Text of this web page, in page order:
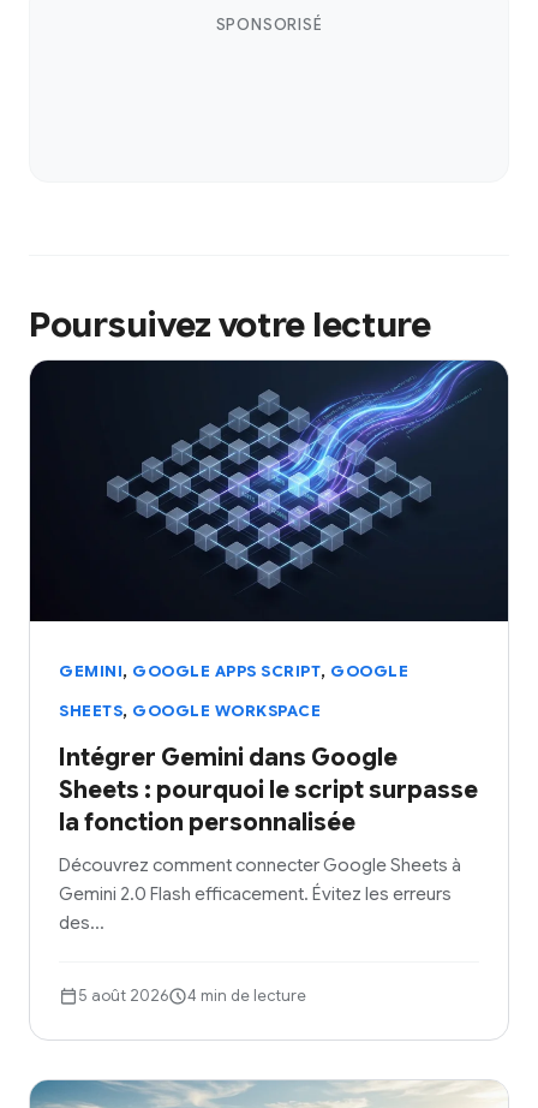
SPONSORISÉ
Poursuivez votre lecture
GEMINI, GOOGLE APPS SCRIPT, GOOGLE
SHEETS, GOOGLE WORKSPACE
Intégrer Gemini dans Google
Sheets : pourquoi le script surpasse
la fonction personnalisée
Découvrez comment connecter Google Sheets à
Gemini 2.0 Flash efficacement. Évitez les erreurs
des…
5 août 2026 4 min de lecture